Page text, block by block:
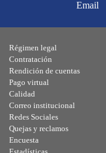
Email
Régimen legal
Contratación
Rendición de cuentas
Pago virtual
Calidad
Correo institucional
Redes Sociales
Quejas y reclamos
Encuesta